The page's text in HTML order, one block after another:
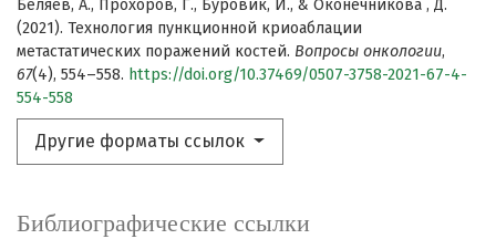
Беляев, А., Прохоров, Г., Буровик, И., & Оконечникова , Д.
(2021). Технология пункционной криоаблации
метастатических поражений костей. Вопросы онкологии,
67(4), 554–558. https://doi.org/10.37469/0507-3758-2021-67-4-
554-558
Другие форматы ссылок
Библиографические ссылки